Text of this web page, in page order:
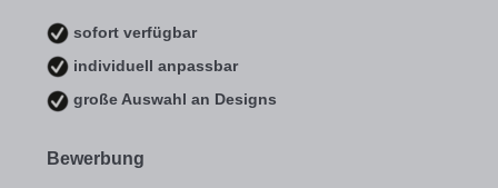
sofort verfügbar
individuell anpassbar
große Auswahl an Designs
Bewerbung